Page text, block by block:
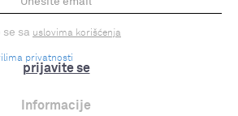
prijavite se
sa uslovima korišćenja
privatnosti
Informacije